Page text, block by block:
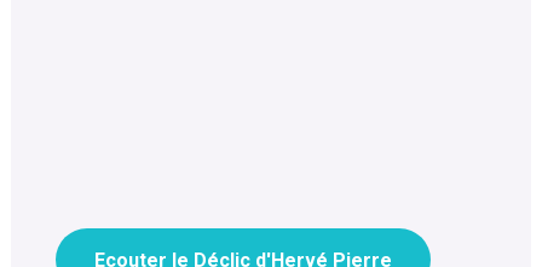
Ecouter le Déclic d'Hervé Pierre